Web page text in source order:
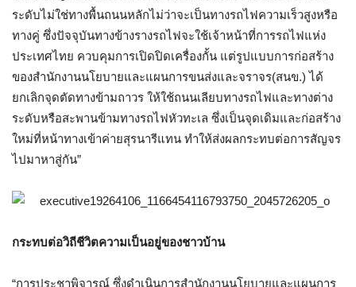
ระดับไม่ใช่ทางพื้นถนนหลักไม่ว่าจะเป็นทางรถไฟความเร็วสูงหรือ
ทางคู่ ซึ่งปัจจุบันทางข้างรางรถไฟจะใช้เจ้าหน้าที่การรถไฟแห่ง
ประเทศไทย ควบคุมการเปิดปิดเครื่องกั้น แต่รูปแบบการก่อสร้าง
ของสำนักงานนโยบายและแผนการขนส่งและจราจร(สนข.)ได้
ยกเลิกจุดตัดทางข้ามถาวร ให้ใช้ถนนเลียบทางรถไฟและทางต่าง
ระดับหรือสะพานข้ามทางรถไฟหัวทะเล ซึ่งเป็นจุดเดิมและก่อสร้าง
ใหม่ที่หน้าทางเข้าค่ายสุรนารีแทน ทำให้ส่งผลกระทบต่อการสัญจร
ไปมาหาสู่กัน”
กระทบต่อวิถีชีวิตความเป็นอยู่ของชาวบ้าน
“การประชาพิจารณ์ ซึ่งดำเนินการสำนักงานนโยบายและแผนการ